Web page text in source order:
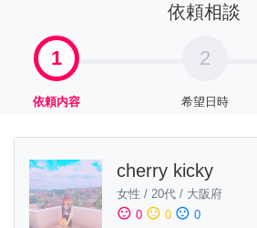
依頼相談
1
依頼内容
2
希望日時
cherry kicky
女性 / 20代 / 大阪府
sentiment_satisfied 0 sentiment_neutral 0 sentiment_dissatisfied 0